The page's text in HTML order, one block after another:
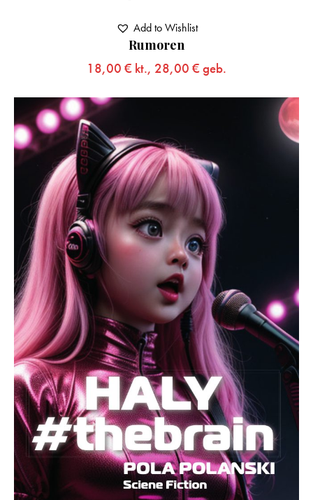
Rumoren
18,00 € kt., 28,00 € geb.
Add to Wishlist